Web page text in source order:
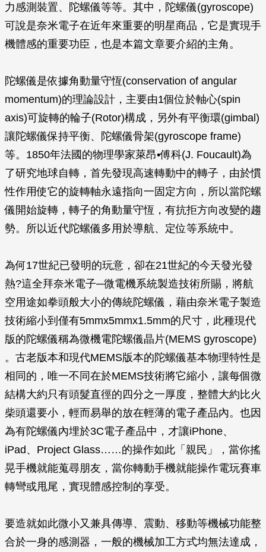
力感測裝置、陀螺儀等等。其中，陀螺儀(gyroscope)
可說是奈米電子在近年來重要的明星商品，它是實現手
機體感的重要功臣，也是本篇文章要介紹的主角。
陀螺儀是依據角動量守恆(conservation of angular
momentum)的理論設計，主要由1個位於軸心(spin
axis)可旋轉的輪子(Rotor)構成，另外有平衡環(gimbal)
讓陀螺儀保持平衡、陀螺儀骨架(gyroscope frame)
等。1850年法國的物理學家萊昂•傅科(J. Foucault)為
了研究地球自轉，首先發現高速轉動中的轉子，由於慣
性作用使它的旋轉軸永遠指向一固定方向，所以當陀螺
儀開始旋轉，轉子的角動量守恆，有抗拒方向改變的趨
勢。所以近代陀螺儀多用於導航、定位等系統中。
為何17世紀已發明的玩意，卻在21世紀的今天發光發
熱?這全拜奈米電子─微電機系統製造技術所賜，將航
空用途如拳頭般大小的傳統陀螺儀，藉由奈米電子製造
技術縮小到僅有5mmx5mmx1.5mm的尺寸，此種現代
版的陀螺儀稱為微機電陀螺儀晶片(MEMS gyroscope)
。古老版本和現代MEMS版本的陀螺儀基本物理特性是
相同的，唯一不同在於MEMS技術將它縮小，讓每個微
結構大約只有頭髮直徑的四分之一厚度，整體大約比火
柴頭還要小，輕而易舉的放在輕薄的電子產品內。也因
為有陀螺儀內埋於3C電子產品中，才讓iPhone、
iPad、Project Glass……的操作如此「親民」，當你搖
晃手機就能蒐尋朋友，當你轉動手機就能操作電玩賽車
轉彎或甩尾，實現體感控制的享受。
要造就如此微小又兼具傳導、震動、移動等機械功能整
合於一身的感測器，一般的機械加工方式均無法達成，